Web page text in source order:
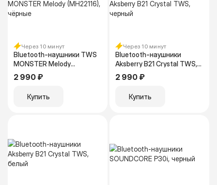
Через 10 минут
Bluetooth-наушники TWS
MONSTER Melody
(MH22116), чёрные
2 990 ₽
Купить
Через 10 минут
Bluetooth-наушники
Aksberry B21 Crystal TWS,
черный
2 990 ₽
Купить